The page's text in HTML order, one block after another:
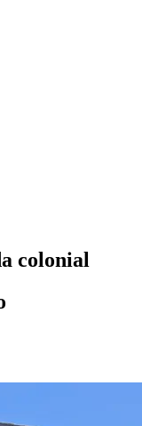
colonial